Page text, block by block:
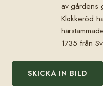
av gårdens
Klokkeröd
1735 från
SKICKA IN BILD